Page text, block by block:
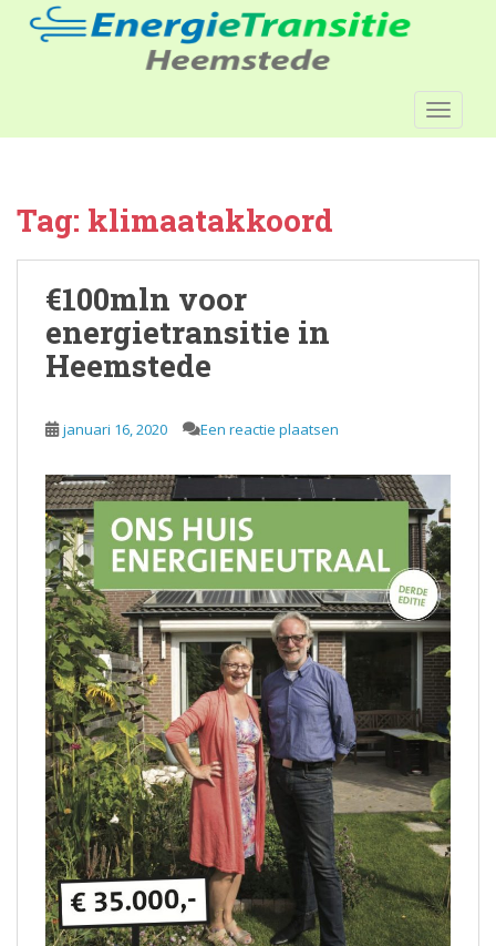
o
Tag: klimaatakkoord
€100mln voor
energietransitie in
Heemstede
januari 16, 2020 Een reactie plaatsen